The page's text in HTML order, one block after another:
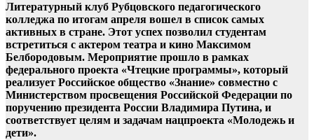
Литературный клуб Рубцовского педагогического
колледжа по итогам апреля вошел в список самых
активных в стране. Этот успех позволил студентам
встретиться с актером театра и кино Максимом
Белбородовым. Мероприятие прошло в рамках
федерального проекта «Чтецкие программы», который
реализует Российское общество «Знание» совместно с
Министерством просвещения Российской Федерации по
поручению президента России Владимира Путина, и
соответствует целям и задачам нацпроекта «Молодежь и
дети».